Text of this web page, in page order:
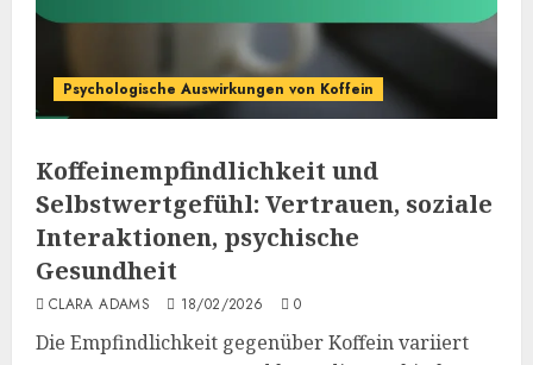
Psychologische Auswirkungen von Koffein
Koffeinempfindlichkeit und
Selbstwertgefühl: Vertrauen, soziale
Interaktionen, psychische
Gesundheit
CLARA ADAMS 18/02/2026 0
Die Empfindlichkeit gegenüber Koffein variiert